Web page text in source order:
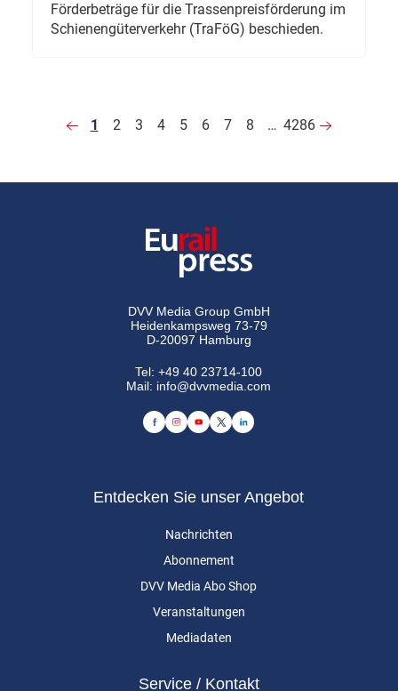
Förderbeträge für die Trassenpreisförderung im
Schienengüterverkehr (TraFöG) beschieden.
1 2 3 4 5 6 7 8 … 4286
DVV Media Group GmbH
Heidenkampsweg 73-79
D-20097 Hamburg
Tel:+49 40 23714-100
Mail: info@dvvmedia.com
Entdecken Sie unser Angebot
Nachrichten
Abonnement
DVV Media Abo Shop
Veranstaltungen
Mediadaten
Service / Kontakt